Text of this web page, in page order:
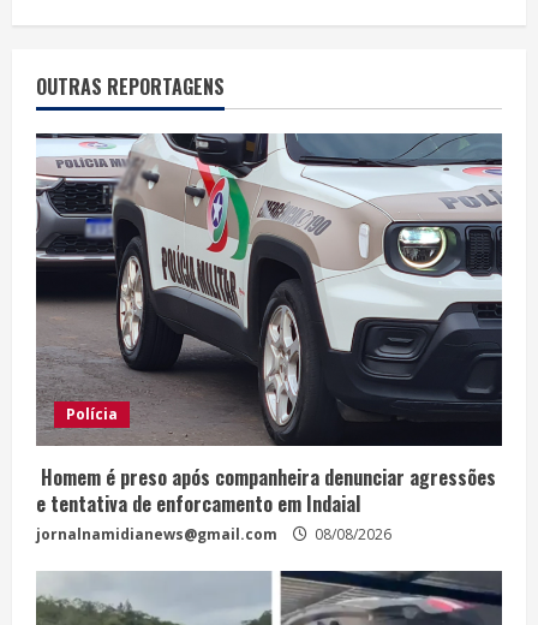
OUTRAS REPORTAGENS
Polícia
Homem é preso após companheira denunciar agressões
e tentativa de enforcamento em Indaial
jornalnamidianews@gmail.com 08/08/2026